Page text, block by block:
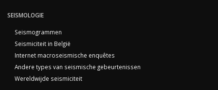
SEISMOLOGIE
Seismogrammen
Seismiciteit in België
Internet macroseismische enquêtes
Andere types van seismische gebeurtenissen
Wereldwijde seismiciteit